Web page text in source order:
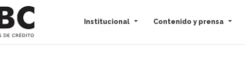
Institucional Contenido y prensa